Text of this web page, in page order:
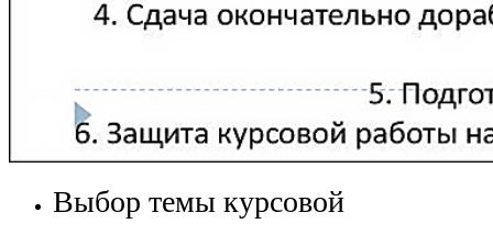
Выбор темы курсовой